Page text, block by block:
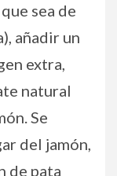
sea de
añadir un
extra,
natural
Se
del jamón,
de pata